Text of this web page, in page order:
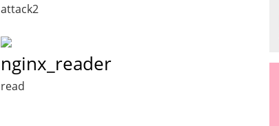
attack2
nginx_reader
read